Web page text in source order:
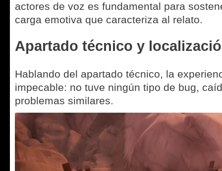
actores de voz es fundamental para
carga emotiva que caracteriza al relato.
Apartado técnico y
Hablando del apartado técnico, la
impecable: no tuve ningún tipo de bug,
problemas similares.